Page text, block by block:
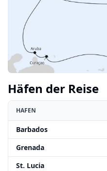
Häfen der Reise
HAFEN
Barbados
Grenada
St. Lucia